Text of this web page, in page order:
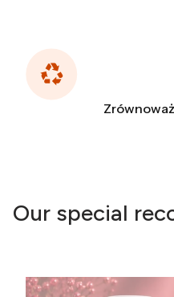
Our special